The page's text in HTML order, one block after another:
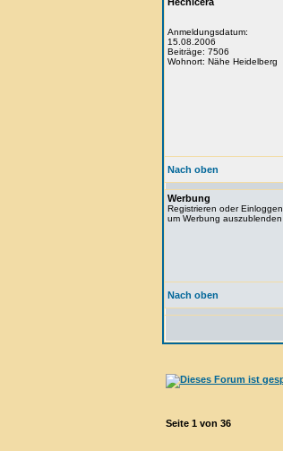
Anmeldungsdatum:
15.08.2006
Beiträge: 7506
Wohnort: Nähe Heidelberg
Nach oben
Werbung
Registrieren oder Einloggen,
um Werbung auszublenden
Nach oben
Seite 1 von 36